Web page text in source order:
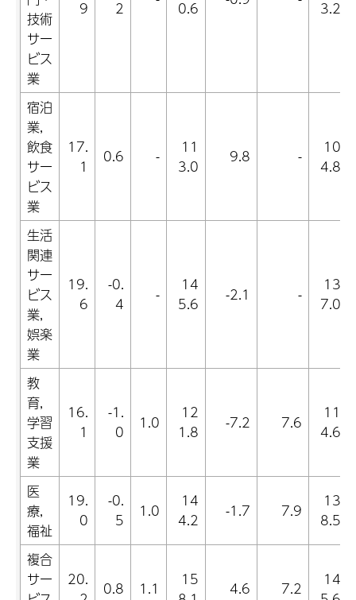
技術
サー
ビス
業
9
2
0.6
3.2
宿泊
業,
飲食
サー
ビス
業
17.
1
0.6 -
11
3.0
9.8 -
10
4.8
生活
関連
サー
ビス
業,
娯楽
業
19.
6
-0.
4
-
14
5.6
-2.1 -
13
7.0
教
育,
学習
支援
業
16.
1
-1.
0
1.0
12
1.8
-7.2 7.6
11
4.6
医
療,
福祉
19.
0
-0.
5
1.0
14
4.2
-1.7 7.9
13
8.5
複合
サー
20.
0.8 1.1
15
4.6 7.2
14